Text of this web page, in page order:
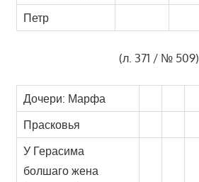
Петр
(л. 371 / № 509)
Дочери: Марфа
Прасковья
У Герасима
болшаго жена